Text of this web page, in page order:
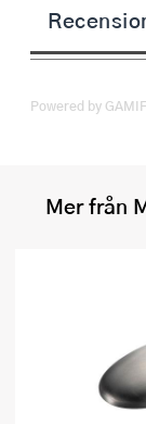
Powered by
Mer från